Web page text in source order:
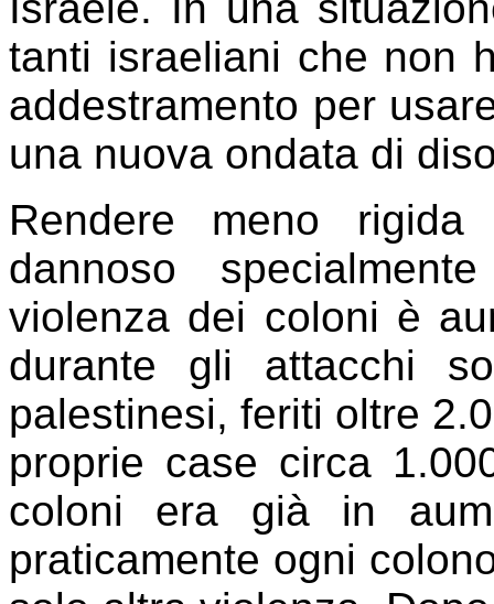
tanti israeliani che non
addestramento per
una nuova ondata di
Rendere meno
dannoso
violenza dei coloni è
durante gli attacchi
palestinesi, feriti oltre
proprie case circa
coloni era già in
praticamente ogni